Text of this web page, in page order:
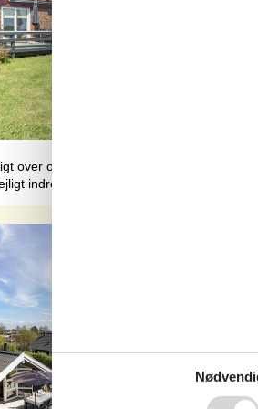
over over Storebælt fra dette flotte
indrettet med en åben planløsning,